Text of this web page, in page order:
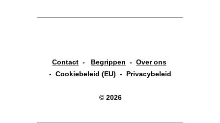
Contact - Begrippen -Over ons
-Cookiebeleid (EU) - Privacybeleid
© 2026